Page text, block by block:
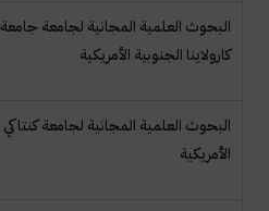
البحوث العلمية المجانية لجامعة جامعة
كارولاينا الجنوبية الأمريكية
البحوث العلمية المجانية لجامعة كنتاكي
الأمريكية